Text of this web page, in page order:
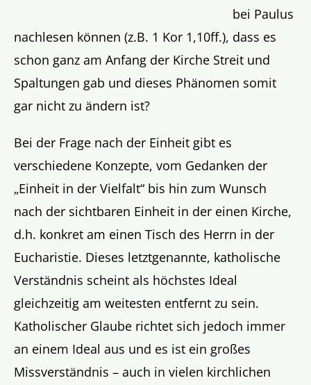
bei Paulus
nachlesen können (z.B. 1 Kor 1,10ff.), dass es
schon ganz am Anfang der Kirche Streit und
Spaltungen gab und dieses Phänomen somit
gar nicht zu ändern ist?
Bei der Frage nach der Einheit gibt es
verschiedene Konzepte, vom Gedanken der
„Einheit in der Vielfalt“ bis hin zum Wunsch
nach der sichtbaren Einheit in der einen Kirche,
d.h. konkret am einen Tisch des Herrn in der
Eucharistie. Dieses letztgenannte, katholische
Verständnis scheint als höchstes Ideal
gleichzeitig am weitesten entfernt zu sein.
Katholischer Glaube richtet sich jedoch immer
an einem Ideal aus und es ist ein großes
Missverständnis – auch in vielen kirchlichen